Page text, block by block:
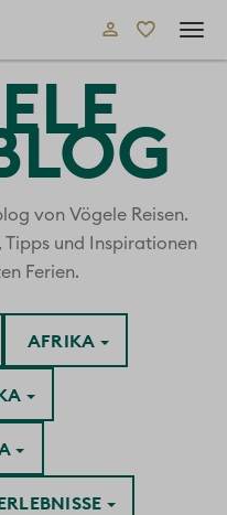
von Vögele Reisen.
Tipps und Inspirationen
Ferien.
AFRIKA